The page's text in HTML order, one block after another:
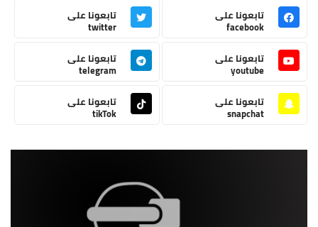
تابعونا على
facebook
تابعونا على
twitter
تابعونا على
youtube
تابعونا على
telegram
تابعونا على
snapchat
تابعونا على
tikTok